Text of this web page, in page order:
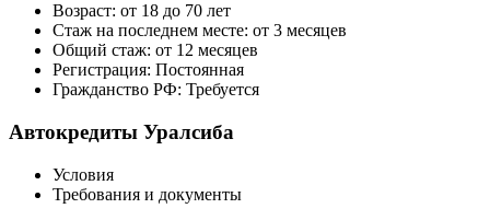
Возраст: от 18 до 70 лет
Стаж на последнем месте: от 3 месяцев
Общий стаж: от 12 месяцев
Регистрация: Постоянная
Гражданство РФ: Требуется
Автокредиты Уралсиба
Условия
Требования и документы